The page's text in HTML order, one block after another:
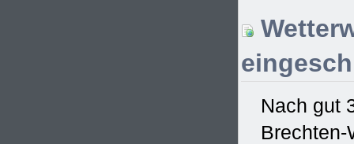
Nach gut
Brechten-